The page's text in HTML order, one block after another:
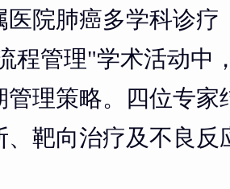
医院肺癌多学科诊
程管理"学术活动中
管理策略。四位专
、靶向治疗及不良